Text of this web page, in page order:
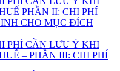
PHẦN II: CHI PHÍ
CHO MỤC ĐÍCH
PHÍ CẦN LƯU Ý KHI
– PHẦN III: CHI PHÍ